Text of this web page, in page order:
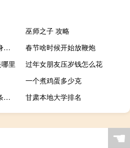
巫师之子 攻略
宋仲基身高被扒（宋仲基身高）
春节啥时候开始放鞭炮
里
过年女朋友压岁钱怎么花
一个煮鸡蛋多少克
导线截面选择的三个必要条件（导线截面的选择应满足下列要求）
甘肃本地大学排名
☚